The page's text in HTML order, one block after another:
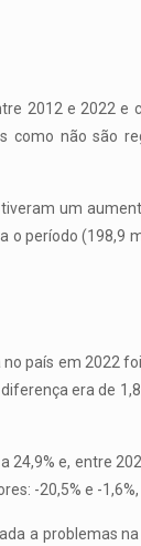
2012 e 2022 e
como não são
um
período (198,9
país em 2022
era de
e, entre
-20,5% e -
a problemas